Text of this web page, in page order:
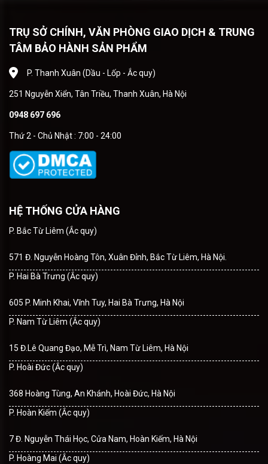
TRỤ SỞ CHÍNH, VĂN PHÒNG GIAO DỊCH & TRUNG
TÂM BẢO HÀNH SẢN PHẨM
P. Thanh Xuân (Dầu - Lốp - Ắc quy)
251 Nguyễn Xiển, Tân Triều, Thanh Xuân, Hà Nội
0948 697 696
Thứ 2 - Chủ Nhật : 7:00 - 24:00
HỆ THỐNG CỬA HÀNG
P. Bắc Từ Liêm (Ắc quy)
571 Đ. Nguyễn Hoàng Tôn, Xuân Đỉnh, Bắc Từ Liêm, Hà Nội.
P. Hai Bà Trưng (Ắc quy)
605 P. Minh Khai, Vĩnh Tuy, Hai Bà Trưng, Hà Nội
P. Nam Từ Liêm (Ắc quy)
15 Đ.Lê Quang Đạo, Mễ Trì, Nam Từ Liêm, Hà Nội
P. Hoài Đức (Ắc quy)
368 Hoàng Tùng, An Khánh, Hoài Đức, Hà Nội
P. Hoàn Kiếm (Ắc quy)
7 Đ. Nguyễn Thái Học, Cửa Nam, Hoàn Kiếm, Hà Nội
P. Hoàng Mai (Ắc quy)